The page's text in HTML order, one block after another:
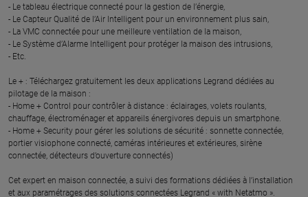
- Le tableau électrique connecté pour la gestion de l’énergie,
- Le Capteur Qualité de l’Air Intelligent pour un environnement plus sain,
- La VMC connectée pour une meilleure ventilation de la maison,
- Le Système d’Alarme Intelligent pour protéger la maison des intrusions,
- Etc.
Le + : Téléchargez gratuitement les deux applications Legrand dédiées au
pilotage de la maison :
- Home + Control pour contrôler à distance : éclairages, volets roulants,
chauffage, électroménager et appareils énergivores depuis un smartphone.
- Home + Security pour gérer les solutions de sécurité : sonnette connectée,
portier visiophone connecté, caméras intérieures et extérieures, sirène
connectée, détecteurs d’ouverture connectés)
Cet expert en maison connectée, a suivi des formations dédiées à l’installation
et aux paramétrages des solutions connectées Legrand « with Netatmo ».